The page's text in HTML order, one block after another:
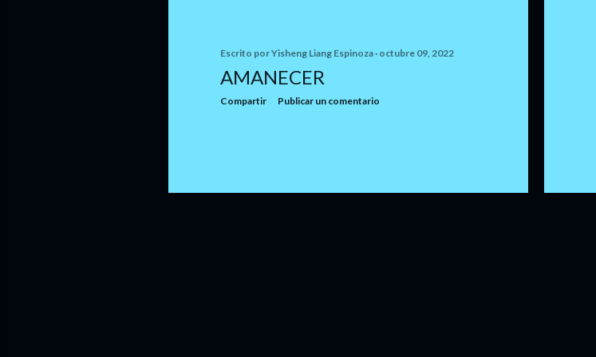
Escrito porYisheng Liang Espinoza octubre 09, 2022
AMANECER
Compartir Publicar un comentario